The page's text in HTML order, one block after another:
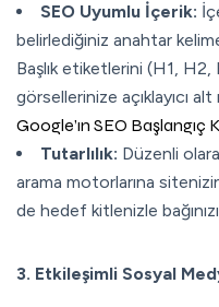
SEO Uyumlu İçerik:
belirlediğiniz anahtar
Başlık etiketlerini (H1, H2,
görsellerinize açıklayıcı
Google’ın SEO Başlangıç
Tutarlılık: Düzenli
arama motorlarına
de hedef kitlenizle
3. Etkileşimli Sosyal